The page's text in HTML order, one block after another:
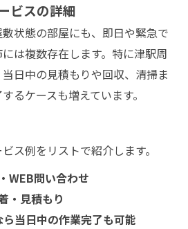
ビスの詳細
状態の部屋にも、即日や緊急で
は複数存在します。特に津駅周
日中の見積もりや回収、清掃ま
るケースも増えています。
ス例をリストで紹介します。
WEB問い合わせ
・見積もり
当日中の作業完了も可能